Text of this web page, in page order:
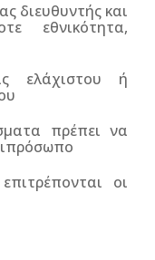
διευθυντής και
εθνικότητα,
ελάχιστου ή
πρέπει να
οι